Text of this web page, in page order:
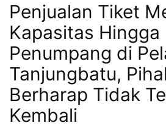
Penjualan Tiket
Kapasitas Hingga
Penumpang di
Tanjungbatu,
Berharap Tidak
Kembali